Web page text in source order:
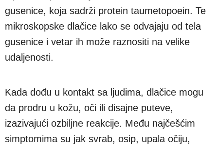
gusenice, koja sadrži protein taumetopoein. Te
mikroskopske dlačice lako se odvajaju od tela
gusenice i vetar ih može raznositi na velike
udaljenosti.
Kada dođu u kontakt sa ljudima, dlačice mogu
da prodru u kožu, oči ili disajne puteve,
izazivajući ozbiljne reakcije. Među najčešćim
simptomima su jak svrab, osip, upala očiju,